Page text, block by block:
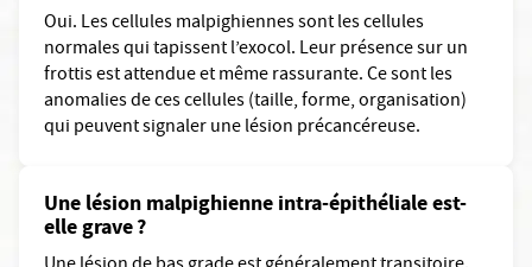
Oui. Les cellules malpighiennes sont les cellules
normales qui tapissent l’exocol. Leur présence sur un
frottis est attendue et même rassurante. Ce sont les
anomalies de ces cellules (taille, forme, organisation)
qui peuvent signaler une lésion précancéreuse.
Une lésion malpighienne intra-épithéliale est-
elle grave ?